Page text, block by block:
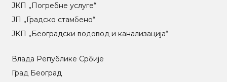
ЈКП „Погребне услуге“
ЈП „Градско стамбено“
ЈКП „Београдски водовод и канализација“
Влада Републике Србије
Град Београд